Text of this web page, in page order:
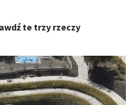
te trzy rzeczy